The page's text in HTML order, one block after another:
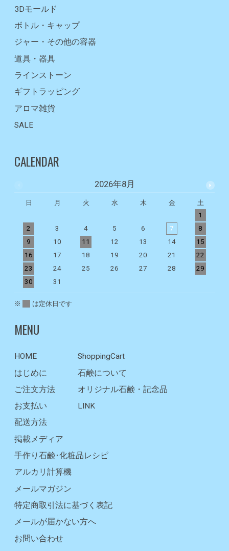
3Dモールド
ボトル・キャップ
ジャー・その他の容器
道具・器具
ラインストーン
ギフトラッピング
アロマ雑貨
SALE
CALENDAR
2026年8月
日 月 火 水 木 金
土
1
2
3 4 5 6 7
8
9
10 11 12 13 14
15
16
17 18 19 20 21
22
23
24 25 26 27 28
29
30
31
※ は定休日です
MENU
HOME
はじめに
ご注文方法
お支払い
ShoppingCart
石鹸について
オリジナル石鹸・記念品
LINK
配送方法
掲載メディア
手作り石鹸･化粧品レシピ
アルカリ計算機
メールマガジン
特定商取引法に基づく表記
メールが届かない方へ
お問い合わせ